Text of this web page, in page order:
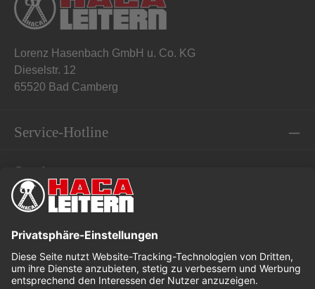
Lorenz Hasenbach GmbH u. Co. KG
Dieselstr. 12
65520 Bad Camberg
Service-Hotline
Service
Informationen